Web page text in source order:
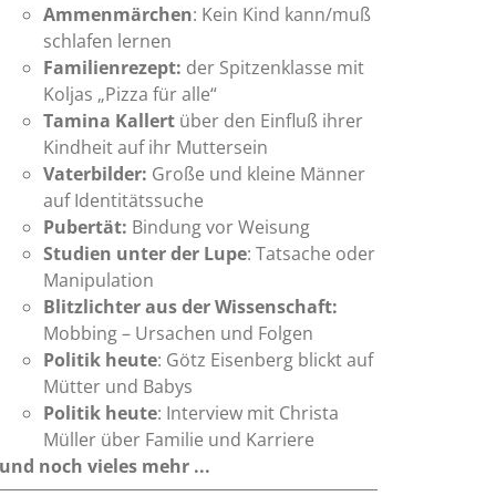
Ammenmärchen: Kein Kind kann/muß
schlafen lernen
Familienrezept: der Spitzenklasse mit
Koljas „Pizza für alle“
Tamina Kallert über den Einfluß ihrer
Kindheit auf ihr Muttersein
Vaterbilder: Große und kleine Männer
auf Identitätssuche
Pubertät: Bindung vor Weisung
Studien unter der Lupe: Tatsache oder
Manipulation
Blitzlichter aus der Wissenschaft:
Mobbing – Ursachen und Folgen
Politik heute: Götz Eisenberg blickt auf
Mütter und Babys
Politik heute: Interview mit Christa
Müller über Familie und Karriere
und noch vieles mehr ...